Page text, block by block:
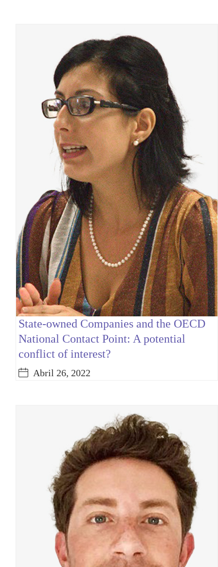
State-owned Companies and the OECD
National Contact Point: A potential
conflict of interest?
Abril 26, 2022